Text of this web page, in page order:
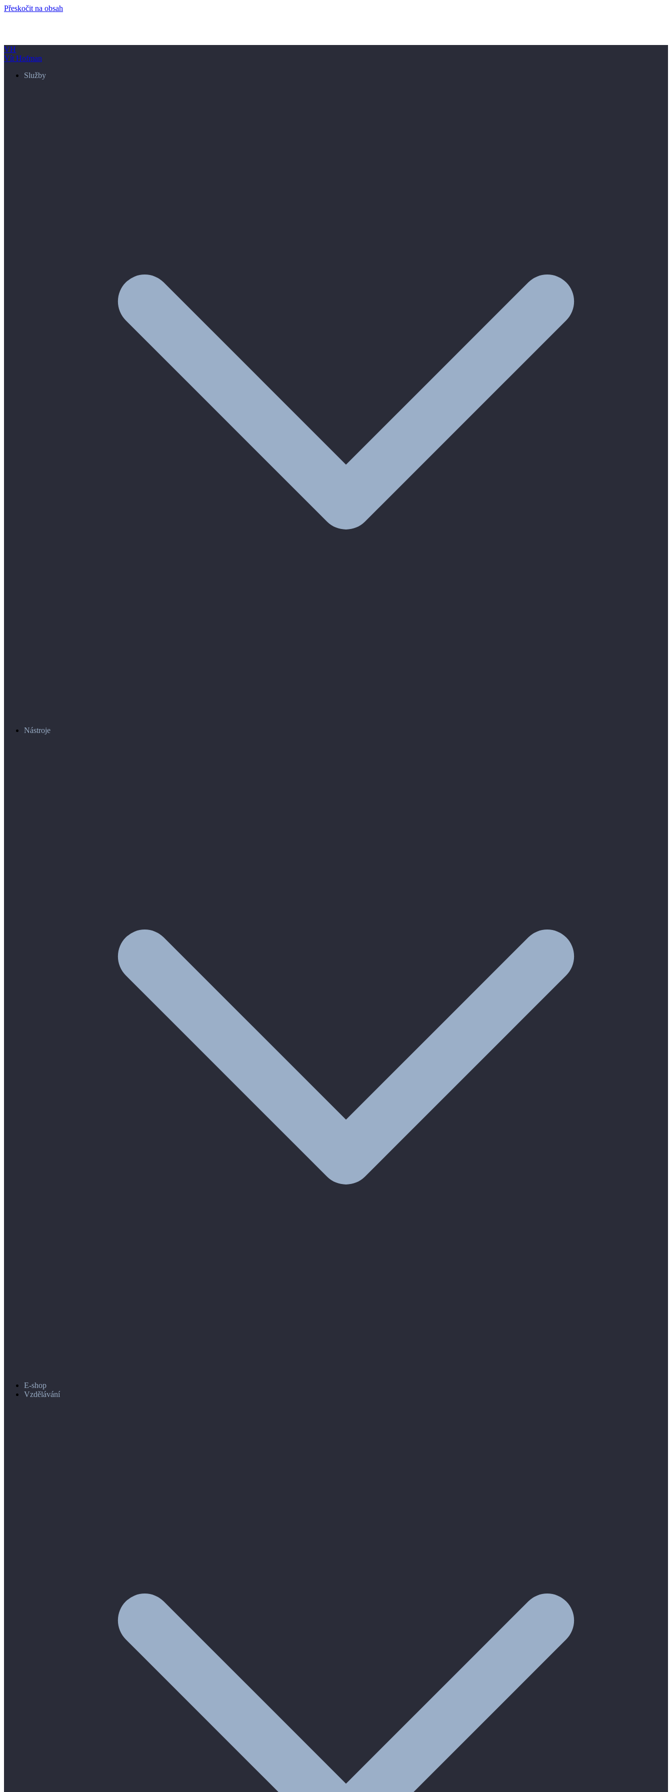
Přeskočit na obsah
VH
Vít Hofman
Služby
Nástroje
E-shop
Vzdělávání